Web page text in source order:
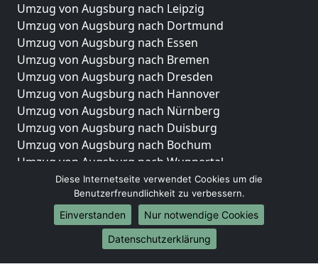
Umzug von Augsburg nach Leipzig
Umzug von Augsburg nach Dortmund
Umzug von Augsburg nach Essen
Umzug von Augsburg nach Bremen
Umzug von Augsburg nach Dresden
Umzug von Augsburg nach Hannover
Umzug von Augsburg nach Nürnberg
Umzug von Augsburg nach Duisburg
Umzug von Augsburg nach Bochum
Umzug von Augsburg nach Wuppertal
Umzug von Augsburg nach Bielefeld
Umzug von Augsburg nach Bonn
Umzug von Augsburg nach Münster
Internationale-Umzüge
Umzug von Augsburg nach Brasilien
Diese Internetseite verwendet Cookies um die
Benutzerfreundlichkeit zu verbessern.
Einverstanden
Nur notwendige Cookies
Datenschutzerklärung